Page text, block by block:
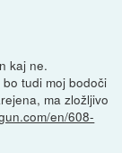
kaj ne.
tudi moj bodoči
ma zložljivo
en/608-